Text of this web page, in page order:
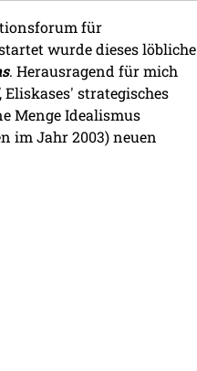
für
wurde dieses löbliche
. Herausragend für mich
, Eliskases' strategisches
Menge Idealismus
im Jahr 2003) neuen